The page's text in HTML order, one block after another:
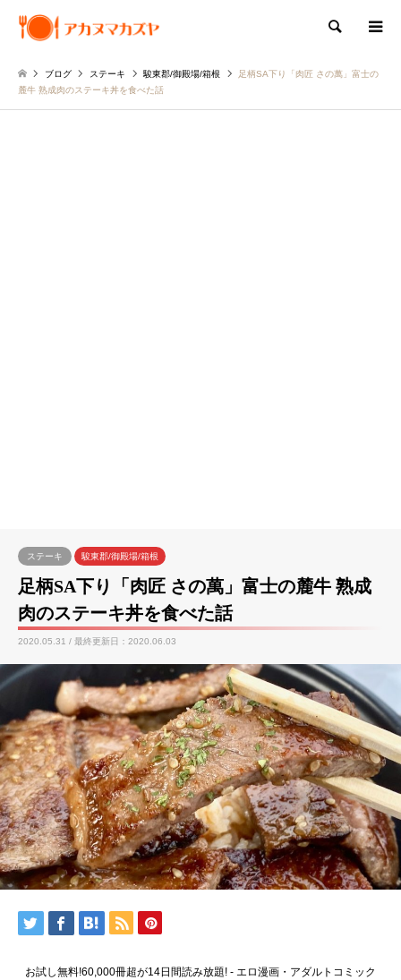
検索
ブログ ステーキ 駿東郡/御殿場/箱根
足柄SA下り「肉匠 さの萬」富士の
麓牛 熟成肉のステーキ丼を食べた話
ステーキ 駿東郡/御殿場/箱根
足柄SA下り「肉匠 さの萬」富士の麓牛 熟成
肉のステーキ丼を食べた話
2020.05.31 / 最終更新日：2020.06.03
お試し無料!60,000冊超が14日間読み放題! - エロ漫画・アダルトコミック